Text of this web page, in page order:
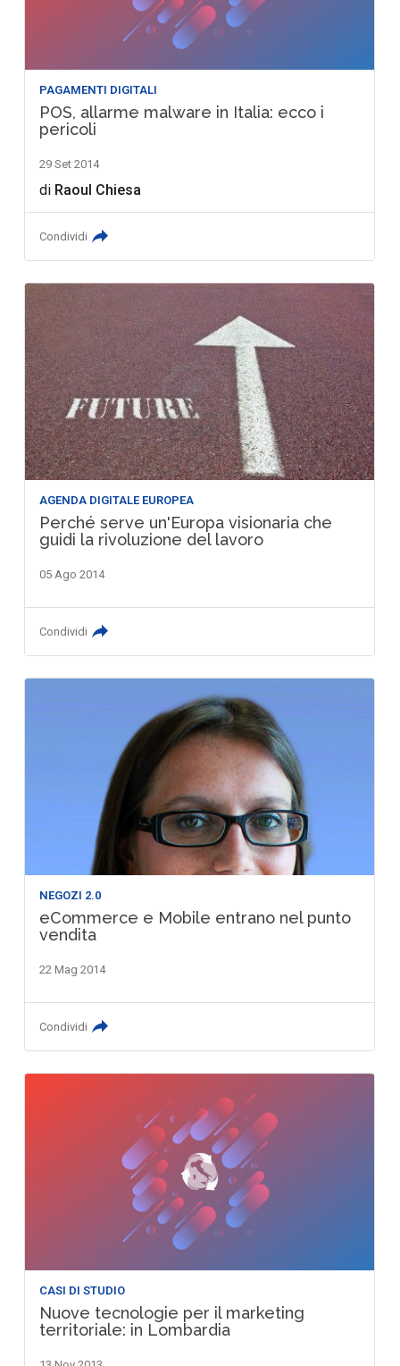
PAGAMENTI DIGITALI
POS, allarme malware in Italia: ecco i
pericoli
29 Set 2014
di Raoul Chiesa
Condividi
AGENDA DIGITALE EUROPEA
Perché serve un'Europa visionaria che
guidi la rivoluzione del lavoro
05 Ago 2014
Condividi
NEGOZI 2.0
eCommerce e Mobile entrano nel punto
vendita
22 Mag 2014
Condividi
CASI DI STUDIO
Nuove tecnologie per il marketing
territoriale: in Lombardia